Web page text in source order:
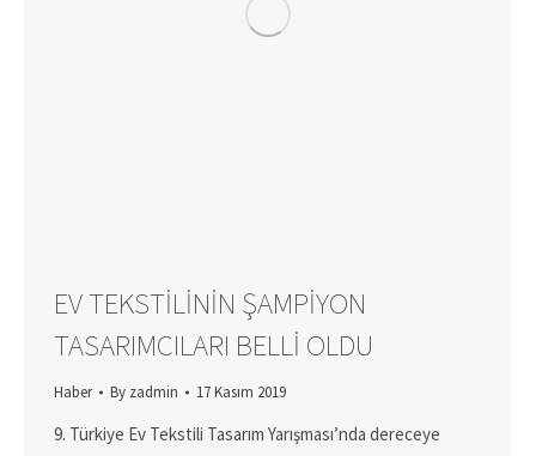
EV TEKSTILININ ŞAMPIYON
TASARIMCILARI BELLI OLDU
Haber By zadmin 17 Kasım 2019
9. Türkiye Ev Tekstili Tasarım Yarışması’nda dereceye